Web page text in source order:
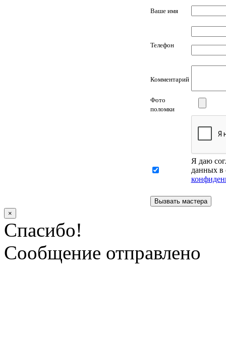
Ваше имя
Телефон
Комментарий
Фото
поломки
Я даю
данных в
×
Спасибо!
Сообщение отправлено